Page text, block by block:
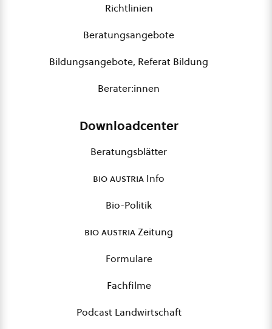
Richtlinien
Beratungsangebote
Bildungsangebote, Referat Bildung
Berater:innen
Downloadcenter
Beratungsblätter
bio austria Info
Bio-Politik
bio austriaZeitung
Formulare
Fachfilme
Podcast Landwirtschaft